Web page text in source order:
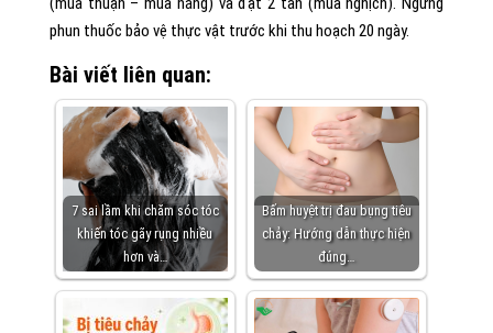
phun thuốc bảo vệ thực vật trước khi thu hoạch 20 ngày.
Bài viết liên quan:
7 sai lầm khi chăm sóc tóc
khiến tóc gãy rụng nhiều
hơn và…
Bấm huyệt trị đau bụng tiêu
chảy: Hướng dẫn thực hiện
đúng…